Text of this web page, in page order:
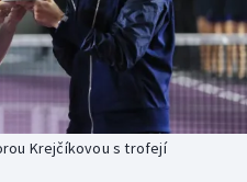
Krejčíkovou s trofejí